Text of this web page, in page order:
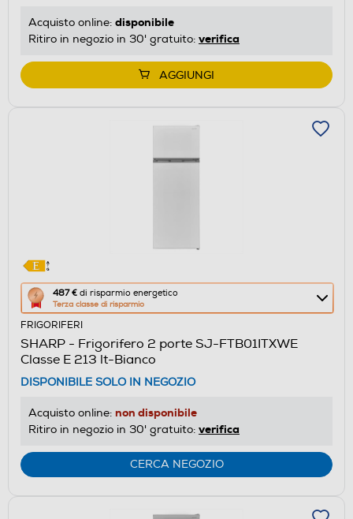
energetico
di
Youreko.
Acquisto online: disponibile
Ritiro in negozio in 30' gratuito: verifica
AGGIUNGI
487 € di risparmio energetico
Terza classe di risparmio
Questa
azione
aprirà
il
Calcolatore
di
risparmio
energetico
Youreko.
FRIGORIFERI
SHARP - Frigorifero 2 porte SJ-FTB01ITXWE
Classe E 213 lt-Bianco
DISPONIBILE SOLO IN NEGOZIO
Acquisto online: non disponibile
Ritiro in negozio in 30' gratuito: verifica
CERCA NEGOZIO